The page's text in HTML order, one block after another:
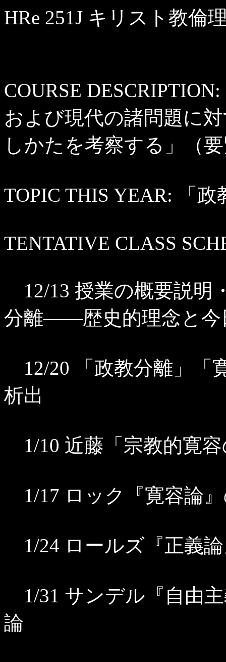
HRe 251J キリスト教倫
COURSE
および現代の諸問題に
しかたを考察する」（
TOPIC THIS YEAR: 「
TENTATIVE CLASS
12/13 授業の概要説明
分離――歴史的理念と今
12/20 「政教分離」「
析出
1/10 近藤「宗教的寛
1/17 ロック『寛容論
1/24 ロールズ『正義
1/31 サンデル『自由
論